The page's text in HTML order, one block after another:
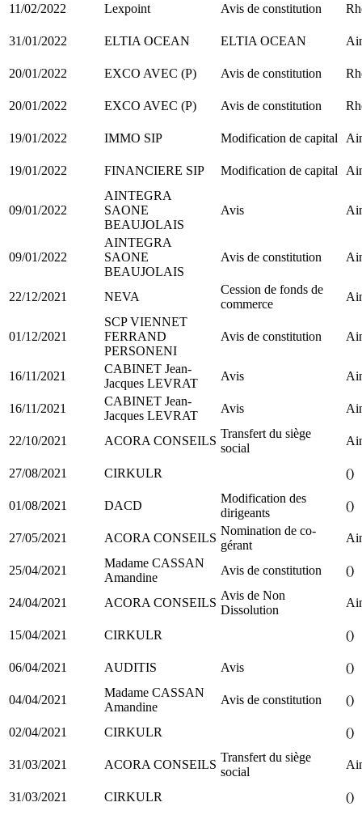
11/02/2022 Lexpoint Avis de constitution
31/01/2022 ELTIA OCEAN ELTIA OCEAN
20/01/2022 EXCO AVEC (P) Avis de constitution
20/01/2022 EXCO AVEC (P) Avis de constitution
19/01/2022 IMMO SIP Modification de capital
19/01/2022 FINANCIERE SIP Modification de capital
09/01/2022
AINTEGRA
SAONE
BEAUJOLAIS
Avis
09/01/2022
AINTEGRA
SAONE
BEAUJOLAIS
Avis de constitution
22/12/2021 NEVA
Cession de fonds de
commerce
01/12/2021
SCP VIENNET
FERRAND
PERSONENI
Avis de constitution
16/11/2021
CABINET Jean-
Jacques LEVRAT
Avis
16/11/2021
CABINET Jean-
Jacques LEVRAT
Avis
22/10/2021 ACORA CONSEILS
Transfert du siège
social
27/08/2021 CIRKULR ()
01/08/2021 DACD
Modification des
dirigeants
()
27/05/2021 ACORA CONSEILS
Nomination de co-
gérant
25/04/2021
Madame CASSAN
Amandine
Avis de constitution ()
24/04/2021 ACORA CONSEILS
Avis de Non
Dissolution
15/04/2021 CIRKULR ()
06/04/2021 AUDITIS Avis ()
04/04/2021
Madame CASSAN
Amandine
Avis de constitution ()
02/04/2021 CIRKULR ()
31/03/2021 ACORA CONSEILS
Transfert du siège
social
31/03/2021 CIRKULR ()